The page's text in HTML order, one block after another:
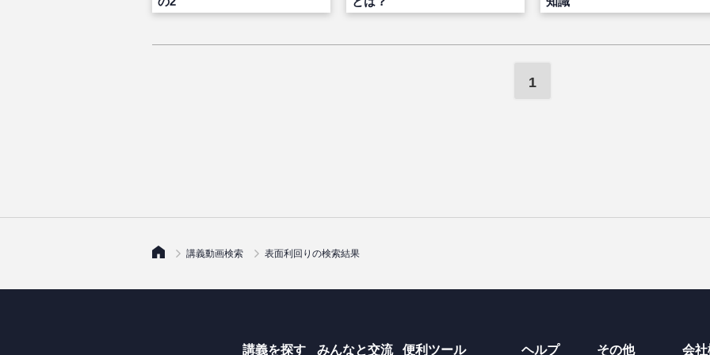
1
講義動画検索 表面利回りの検索結果
講義を探す みんなと交流 便利ツール ヘルプ その他 会